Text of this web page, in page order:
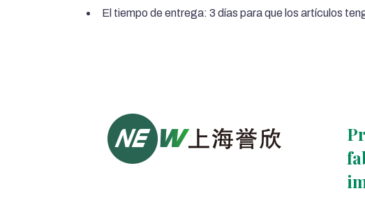
El tiempo de entrega: 3 días para que los artículos